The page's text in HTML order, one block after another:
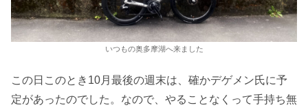
いつもの奥多摩湖へ来ました
この日このとき10月最後の週末は、確かデゲメン氏に予
定があったのでした。なので、やることなくって手持ち無